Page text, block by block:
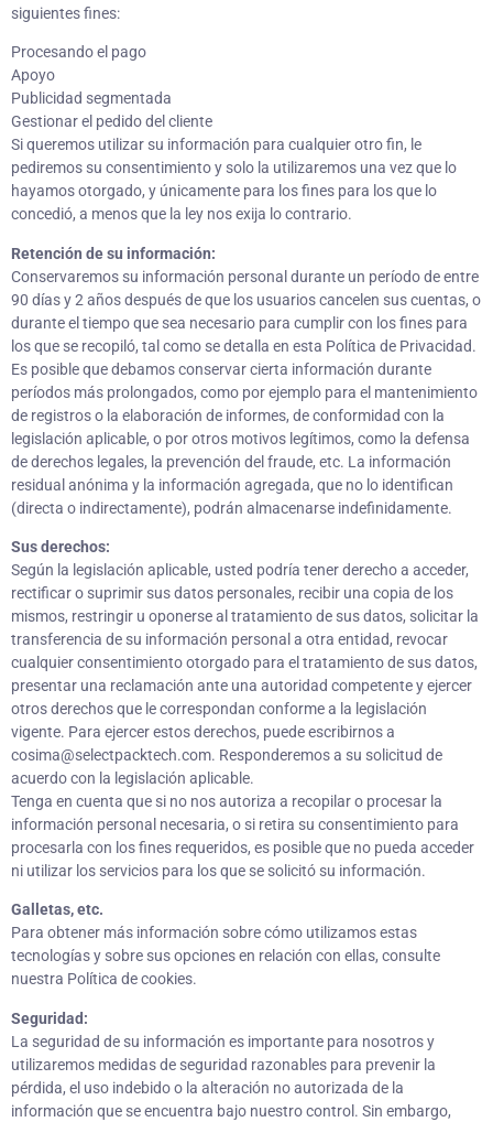
siguientes fines:
Procesando el pago
Apoyo
Publicidad segmentada
Gestionar el pedido del cliente
Si queremos utilizar su información para cualquier otro fin, le
pediremos su consentimiento y solo la utilizaremos una vez que lo
hayamos otorgado, y únicamente para los fines para los que lo
concedió, a menos que la ley nos exija lo contrario.
Retención de su información:
Conservaremos su información personal durante un período de entre
90 días y 2 años después de que los usuarios cancelen sus cuentas, o
durante el tiempo que sea necesario para cumplir con los fines para
los que se recopiló, tal como se detalla en esta Política de Privacidad.
Es posible que debamos conservar cierta información durante
períodos más prolongados, como por ejemplo para el mantenimiento
de registros o la elaboración de informes, de conformidad con la
legislación aplicable, o por otros motivos legítimos, como la defensa
de derechos legales, la prevención del fraude, etc. La información
residual anónima y la información agregada, que no lo identifican
(directa o indirectamente), podrán almacenarse indefinidamente.
Sus derechos:
Según la legislación aplicable, usted podría tener derecho a acceder,
rectificar o suprimir sus datos personales, recibir una copia de los
mismos, restringir u oponerse al tratamiento de sus datos, solicitar la
transferencia de su información personal a otra entidad, revocar
cualquier consentimiento otorgado para el tratamiento de sus datos,
presentar una reclamación ante una autoridad competente y ejercer
otros derechos que le correspondan conforme a la legislación
vigente. Para ejercer estos derechos, puede escribirnos a
cosima@selectpacktech.com. Responderemos a su solicitud de
acuerdo con la legislación aplicable.
Tenga en cuenta que si no nos autoriza a recopilar o procesar la
información personal necesaria, o si retira su consentimiento para
procesarla con los fines requeridos, es posible que no pueda acceder
ni utilizar los servicios para los que se solicitó su información.
Galletas, etc.
Para obtener más información sobre cómo utilizamos estas
tecnologías y sobre sus opciones en relación con ellas, consulte
nuestra Política de cookies.
Seguridad:
La seguridad de su información es importante para nosotros y
utilizaremos medidas de seguridad razonables para prevenir la
pérdida, el uso indebido o la alteración no autorizada de la
información que se encuentra bajo nuestro control. Sin embargo,